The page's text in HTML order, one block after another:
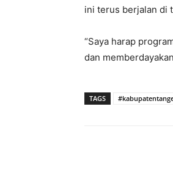
ini terus berjalan di
“Saya harap
dan
TAGS